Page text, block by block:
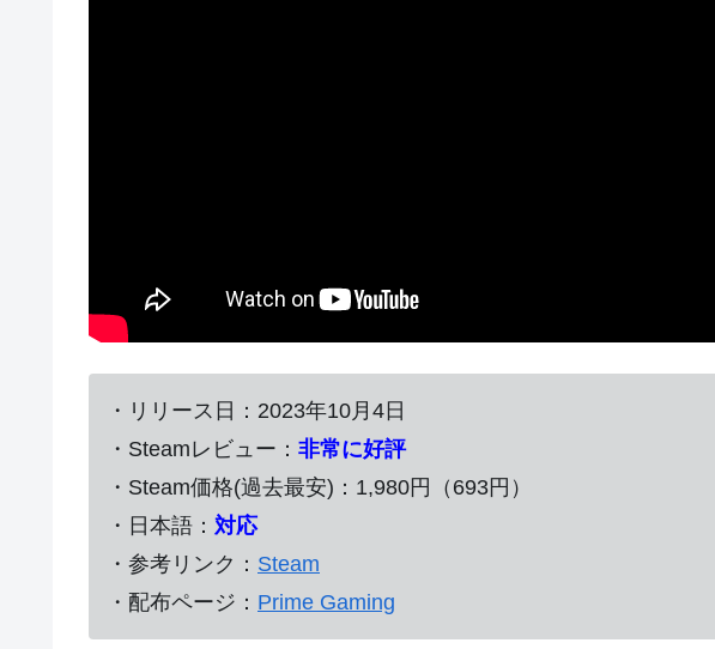
・リリース日：2023年10月4日
・Steamレビュー： 非常に好評
・Steam価格(過去最安)：1,980円（693円）
・日本語： 対応
・参考リンク： Steam
・配布ページ： Prime Gaming